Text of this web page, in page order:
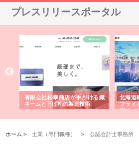
プレスリリースポータル
有限会社松幸商店が手がける織
ネームと下げ札の製造技術
北海道
フライ
用ペー
ホーム >士業（専門職種） >公認会計士事務所